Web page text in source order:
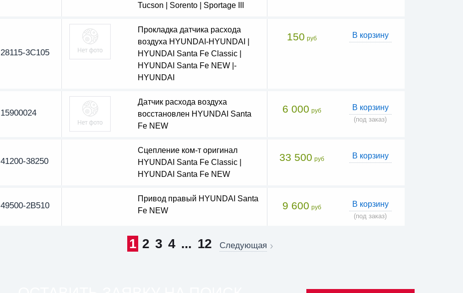
Tucson | Sorento | Sportage III
28115-3С105
Прокладка датчика расхода
воздуха HYUNDAI-HYUNDAI |
HYUNDAI Santa Fe Classic |
HYUNDAI Santa Fe NEW |-
HYUNDAI
150 руб В корзину
15900024
Датчик расхода воздуха
восстановлен HYUNDAI Santa
Fe NEW
6 000 руб В корзину
(под заказ)
41200-38250
Сцепление ком-т оригинал
HYUNDAI Santa Fe Classic |
HYUNDAI Santa Fe NEW
33 500 руб В корзину
49500-2B510
Привод правый HYUNDAI Santa
Fe NEW
9 600 руб В корзину
(под заказ)
1 2 3 4 ... 12 Следующая